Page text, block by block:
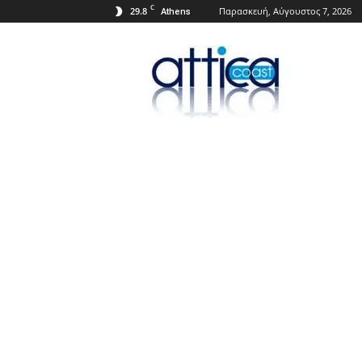
29.8 C Athens Παρασκευή, Αύγουστος 7, 2026
Attica
Coast.gr